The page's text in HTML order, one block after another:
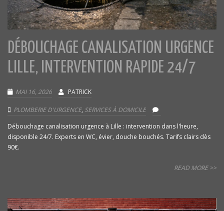
DÉBOUCHAGE CANALISATION URGENCE
LILLE, INTERVENTION RAPIDE 24/7
MAI 16, 2026 PATRICK
PLOMBERIE D'URGENCE, SERVICES À DOMICILE
Débouchage canalisation urgence à Lille : intervention dans l'heure,
disponible 24/7. Experts en WC, évier, douche bouchés. Tarifs clairs dès
90€.
READ MORE >>